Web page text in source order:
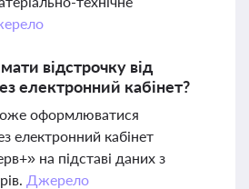
відстрочку від
електронний кабінет?
оформлюватися
електронний кабінет
на підставі даних з
Джерело